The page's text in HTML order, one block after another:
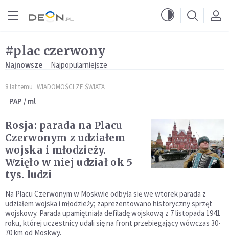
#plac czerwony
Najnowsze Najpopularniejsze
8 lat temu WIADOMOŚCI ZE ŚWIATA
PAP / ml
Rosja: parada na Placu
Czerwonym z udziałem
wojska i młodzieży.
Wzięło w niej udział ok 5
tys. ludzi
Na Placu Czerwonym w Moskwie odbyła się we wtorek parada z
udziałem wojska i młodzieży; zaprezentowano historyczny sprzęt
wojskowy. Parada upamiętniała defiladę wojskową z 7 listopada 1941
roku, której uczestnicy udali się na front przebiegający wówczas 30-
70 km od Moskwy.